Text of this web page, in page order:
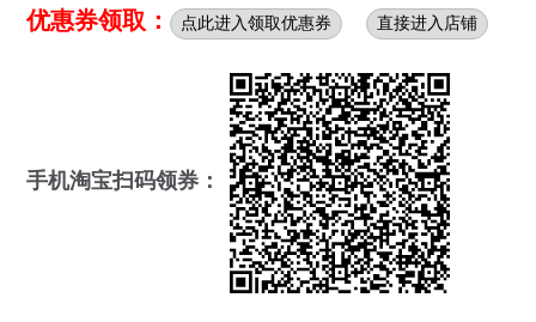
优惠券领取： 点此进入领取优惠券 直接进入店铺
手机淘宝扫码领券：